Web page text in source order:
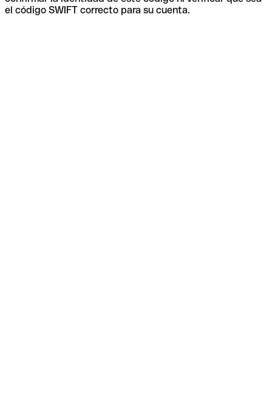
el código SWIFT correcto para su cuenta.